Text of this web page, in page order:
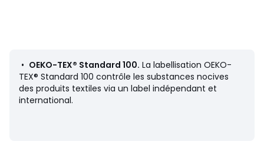
• Pour l'entretien, merci de vous référer aux indications
figurant sur l'étiquette du produit
• OEKO-TEX® Standard 100. La labellisation OEKO-
TEX® Standard 100 contrôle les substances nocives
des produits textiles via un label indépendant et
international.